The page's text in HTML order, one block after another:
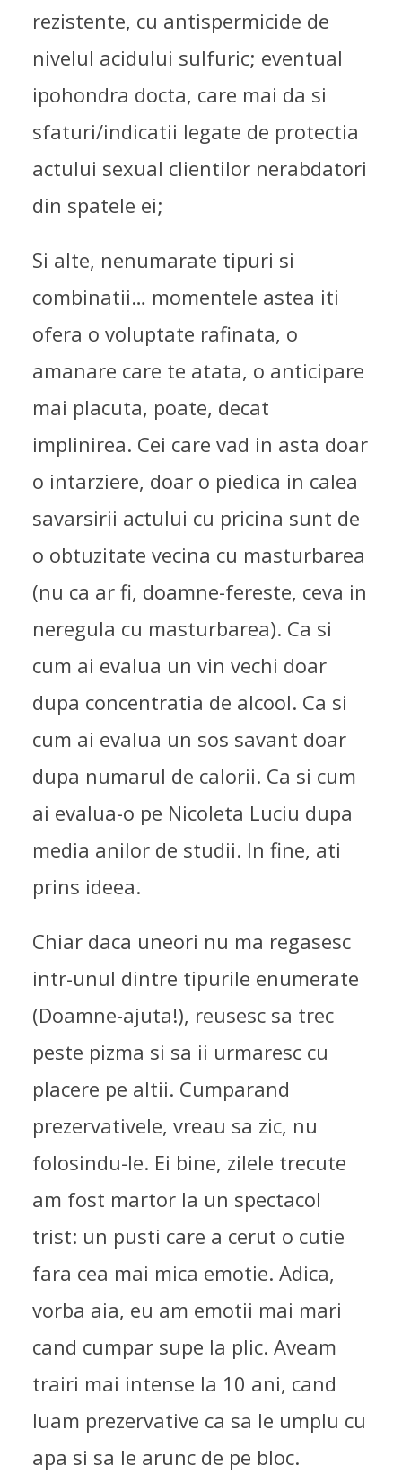
APEL DE-A DREPTUL
UMANITAR
FEMEI ,OAMENI IN JUR 15/10/2004
rezistente, cu antispermicide de
nivelul acidului sulfuric; eventual
ipohondra docta, care mai da si
sfaturi/indicatii legate de protectia
actului sexual clientilor nerabdatori
din spatele ei;
Si alte, nenumarate tipuri si
combinatii… momentele astea iti
ofera o voluptate rafinata, o
amanare care te atata, o anticipare
mai placuta, poate, decat
implinirea. Cei care vad in asta doar
o intarziere, doar o piedica in calea
savarsirii actului cu pricina sunt de
o obtuzitate vecina cu masturbarea
(nu ca ar fi, doamne-fereste, ceva in
neregula cu masturbarea). Ca si
cum ai evalua un vin vechi doar
dupa concentratia de alcool. Ca si
cum ai evalua un sos savant doar
dupa numarul de calorii. Ca si cum
ai evalua-o pe Nicoleta Luciu dupa
media anilor de studii. In fine, ati
prins ideea.
Chiar daca uneori nu ma regasesc
intr-unul dintre tipurile enumerate
(Doamne-ajuta!), reusesc sa trec
peste pizma si sa ii urmaresc cu
placere pe altii. Cumparand
prezervativele, vreau sa zic, nu
folosindu-le. Ei bine, zilele trecute
am fost martor la un spectacol
trist: un pusti care a cerut o cutie
fara cea mai mica emotie. Adica,
vorba aia, eu am emotii mai mari
cand cumpar supe la plic. Aveam
trairi mai intense la 10 ani, cand
luam prezervative ca sa le umplu cu
apa si sa le arunc de pe bloc.